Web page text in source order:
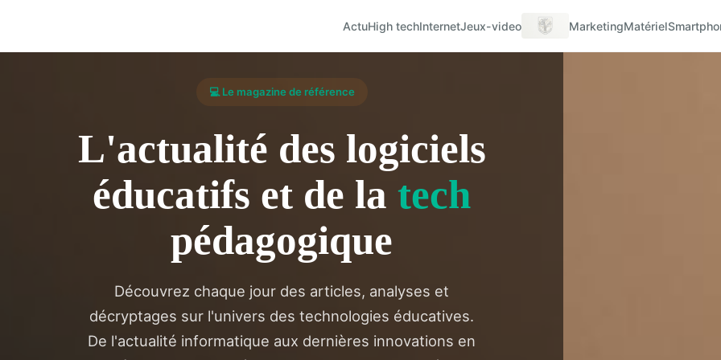
ActuHigh techInternetJeux-video MarketingMatériel
💻 Le magazine de référence
L'actualité des logiciels
éducatifs et de la tech
pédagogique
Découvrez chaque jour des articles, analyses et
décryptages sur l'univers des technologies éducatives.
De l'actualité informatique aux dernières innovations en